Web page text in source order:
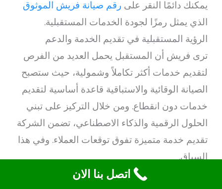
يمكنك دائمًا النقر على رقم صيانة فريش الموثوق
الذي يمثل رمزًا لجودة الخدمات المستقبلية.
الرؤية المستقبلية في تقديم الخدمة والدعم
ترى فريش أن المستقبل يحمل العديد من الفرص
لتقديم خدمات أكثر تكاملاً وشمولية، حيث ستصبح
الصيانة الوقائية والاستباقية قاعدة أساسية لتقديم
خدمات دون انقطاع. ومن خلال التركيز على تبني
الحلول الرقمية والذكاء الاصطناعي، تضمن الشركة
تقديم خدمة متميزة تفوق توقعات العملاء. وفي هذا
السياق.
التزام الشركة بتجربة عملاء متفردة
اتصل بنا الان